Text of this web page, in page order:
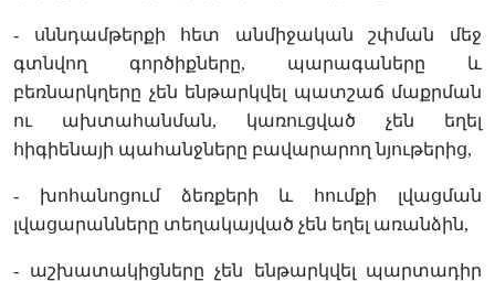
- սննդամթերքի հետ անմիջական շփման մեջ
գտնվող գործիքները, պարագաները և
բեռնարկղերը չեն ենթարկվել պատշաճ մաքրման
ու ախտահանման, կառուցված չեն եղել
հիգիենայի պահանջները բավարարող նյութերից,
- խոհանոցում ձեռքերի և հումքի լվացման
լվացարանները տեղակայված չեն եղել առանձին,
- աշխատակիցները չեն ենթարկվել պարտադիր